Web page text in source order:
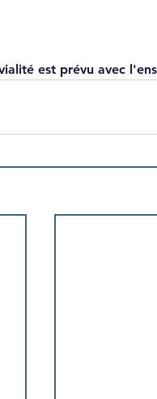
est prévu avec